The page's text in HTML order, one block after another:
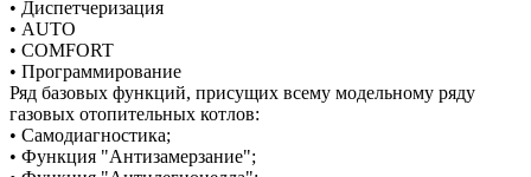
• Диспетчеризация
• AUTO
• COMFORT
• Программирование
Ряд базовых функций, присущих всему модельному ряду
газовых отопительных котлов:
• Самодиагностика;
• Функция "Антизамерзание";